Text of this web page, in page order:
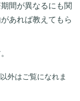
間が異なるにも関
あれば教えてもら
外はご覧になれま